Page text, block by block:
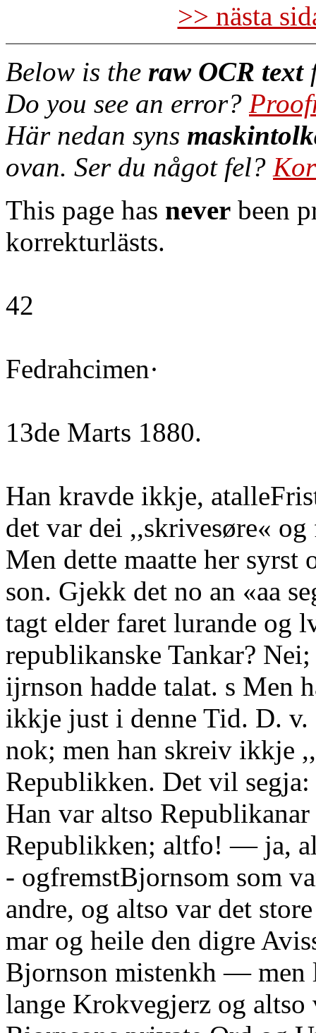
>> nästa
Below is the raw OCR text
Do you see an error?
Här nedan syns
ovan. Ser du något fel?
This page has never been
korrekturlästs.
42
Fedrahcimen·
13de Marts 1880.
Han kravde ikkje,
det var dei ,,skrivesøre«
Men dette maatte her
son. Gjekk det no an «aa
tagt elder faret lurande og
republikanske Tankar?
ijrnson hadde talat. s Men
ikkje just i denne Tid. D. v.
nok; men han skreiv ikkje
Republikken. Det vil
Han var altso
Republikken; altfo! — ja,
- ogfremstBjornsom som
andre, og altso var det
mar og heile den digre
Bjornson mistenkh — men
lange Krokvegjerz og altso